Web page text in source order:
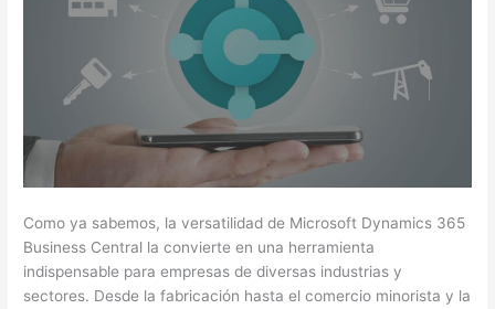
Como ya sabemos, la versatilidad de Microsoft Dynamics 365
Business Central la convierte en una herramienta
indispensable para empresas de diversas industrias y
sectores. Desde la fabricación hasta el comercio minorista y la